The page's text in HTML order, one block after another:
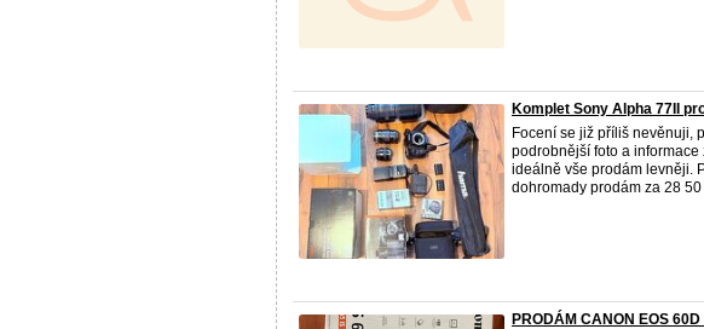
Komplet Sony Alpha 77II
Focení se již příliš nevěnuji,
podrobnější foto a
ideálně vše prodám levněji.
dohromady prodám za 28 50
PRODÁM CANON EOS